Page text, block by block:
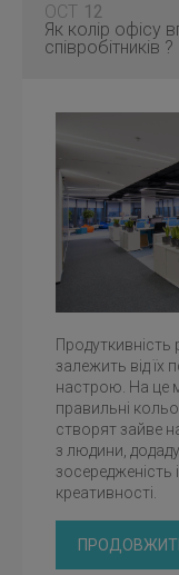
OCT 12
Як колір офісу
співробітників ?
Продуткивність
залежить від їх
настрою. На це
правильні
створят зайве
з людини,
зосередженість
креативності.